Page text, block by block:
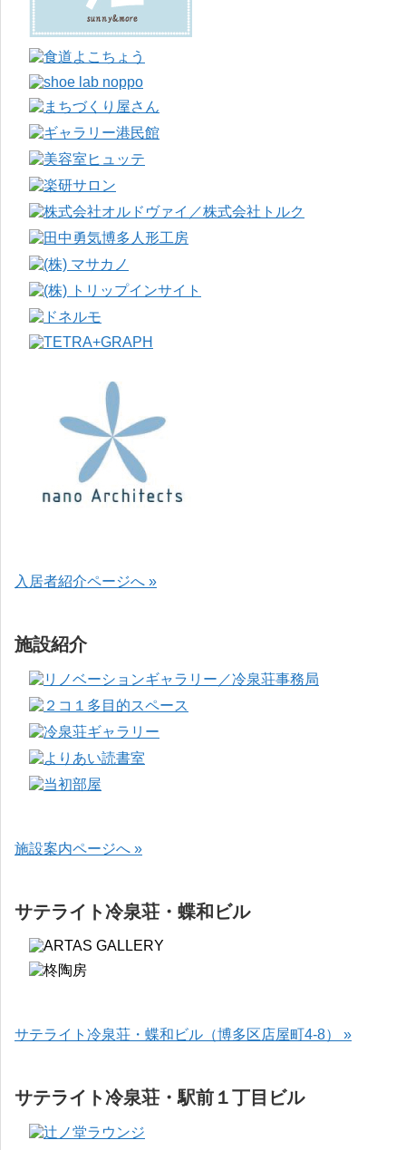
入居者紹介ページへ »
施設紹介
施設案内ページへ »
サテライト冷泉荘・蝶和ビル
サテライト冷泉荘・蝶和ビル（博多区店屋町4-8） »
サテライト冷泉荘・駅前１丁目ビル